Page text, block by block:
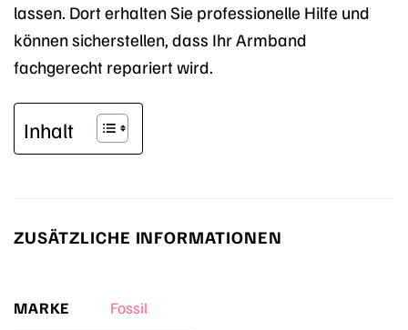
lassen. Dort erhalten Sie professionelle Hilfe und
können sicherstellen, dass Ihr Armband
fachgerecht repariert wird.
Inhalt
ZUSÄTZLICHE INFORMATIONEN
MARKE Fossil